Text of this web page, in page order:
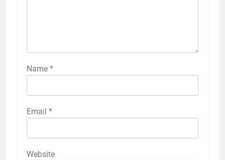
Name *
Email *
Website